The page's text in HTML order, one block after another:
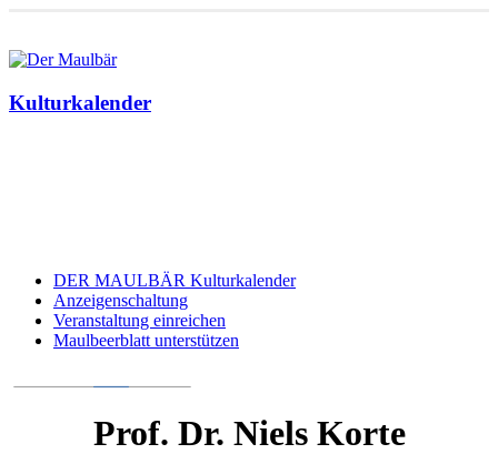
Kulturkalender
DER MAULBÄR Kulturkalender
Anzeigenschaltung
Veranstaltung einreichen
Maulbeerblatt unterstützen
Prof. Dr. Niels Korte